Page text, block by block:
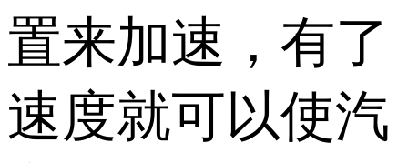
置来加速，有了
速度就可以使汽